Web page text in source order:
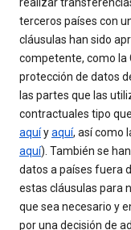
realizar
terceros países con
cláusulas han sido
competente, como la
protección de datos
las partes que las
contractuales tipo
aquíyaquí, así como
aquí). También se
datos a países fuera
estas cláusulas para
que sea necesario y
por una decisión de